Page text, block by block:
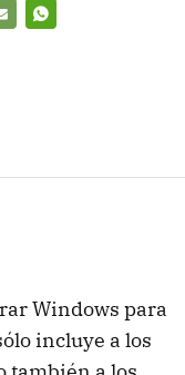
Windows para
incluye a los